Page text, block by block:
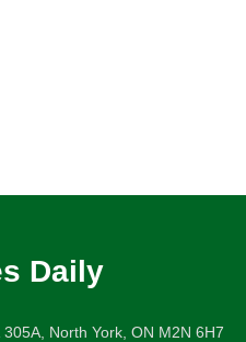
Daily
North York, ON M2N 6H7